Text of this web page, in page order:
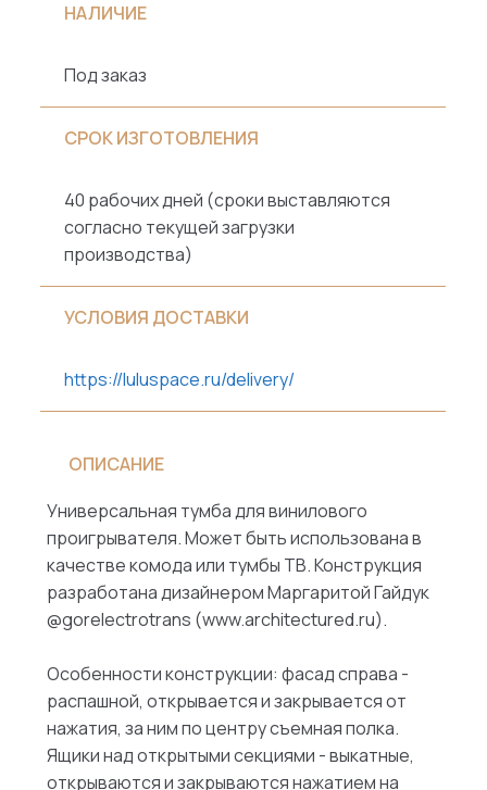
НАЛИЧИЕ
Под заказ
СРОК ИЗГОТОВЛЕНИЯ
40 рабочих дней (сроки выставляются
согласно текущей загрузки
производства)
УСЛОВИЯ ДОСТАВКИ
https://luluspace.ru/delivery/
ОПИСАНИЕ
Универсальная тумба для винилового
проигрывателя. Может быть использована в
качестве комода или тумбы ТВ. Конструкция
разработана дизайнером Маргаритой Гайдук
@gorelectrotrans (www.architectured.ru).
Особенности конструкции: фасад справа -
распашной, открывается и закрывается от
нажатия, за ним по центру съемная полка.
Ящики над открытыми секциями - выкатные,
открываются и закрываются нажатием на